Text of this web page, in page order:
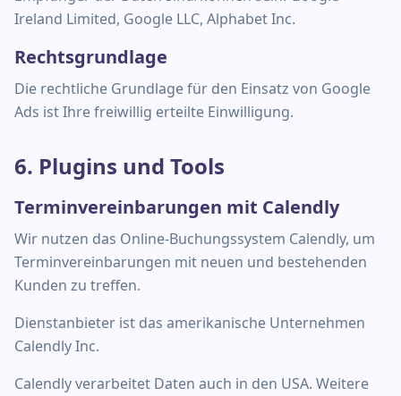
Ireland Limited, Google LLC, Alphabet Inc.
Rechtsgrundlage
Die rechtliche Grundlage für den Einsatz von Google
Ads ist Ihre freiwillig erteilte Einwilligung.
6. Plugins und Tools
Terminvereinbarungen mit Calendly
Wir nutzen das Online-Buchungssystem Calendly, um
Terminvereinbarungen mit neuen und bestehenden
Kunden zu treffen.
Dienstanbieter ist das amerikanische Unternehmen
Calendly Inc.
Calendly verarbeitet Daten auch in den USA. Weitere